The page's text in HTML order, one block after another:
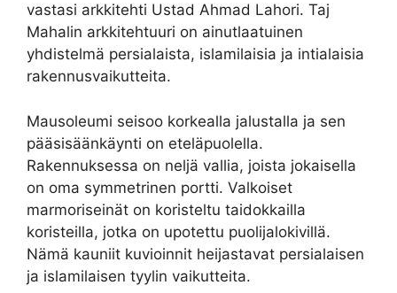
vastasi arkkitehti Ustad Ahmad Lahori. Taj
Mahalin arkkitehtuuri on ainutlaatuinen
yhdistelmä persialaista, islamilaisia ​​ja intialaisia ​​
rakennusvaikutteita.
Mausoleumi seisoo korkealla jalustalla ja sen
pääsisäänkäynti on eteläpuolella.
Rakennuksessa on neljä vallia, joista jokaisella
on oma symmetrinen portti. Valkoiset
marmoriseinät on koristeltu taidokkailla
koristeilla, jotka on upotettu puolijalokivillä.
Nämä kauniit kuvioinnit heijastavat persialaisen
ja islamilaisen tyylin vaikutteita.